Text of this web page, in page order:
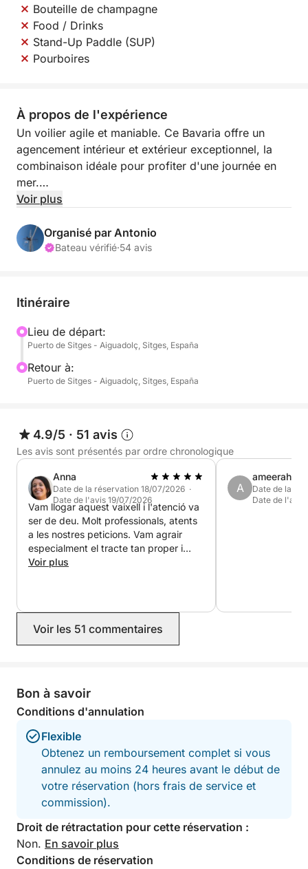
Bouteille de champagne
Food / Drinks
Stand-Up Paddle (SUP)
Pourboires
À propos de l'expérience
Un voilier agile et maniable. Ce Bavaria offre un
agencement intérieur et extérieur exceptionnel, la
combinaison idéale pour profiter d'une journée en
mer.
- Le carburant est inclus dans le prix du bateau.
à l'embarquement.
- Le nettoyage final est inclus dans les honoraires du
skipper.
- L'amarrage hors du port de Sitges n'est pas inclus.
Voir plus
Organisé par Antonio
Bateau vérifié·54 avis
Itinéraire
Lieu de départ:
Puerto de Sitges - Aiguadolç, Sitges, España
Retour à:
Puerto de Sitges - Aiguadolç, Sitges, España
4.9/5 · 51 avis
Les avis sont présentés par ordre chronologique
Anna
Date de la réservation 18/07/2026 ·
Date de l'avis 19/07/2026
Vam llogar aquest vaixell i l'atenció va
ser de deu. Molt professionals, atents
a les nostres peticions. Vam agrair
especialment el tracte tan proper i
atent que van tenir amb la nostra filla
tenen una atenció molt personalitzada.
Agraïm l'atenció cap a tota la família!
Voir plus
A
ameerah
Date de la
Date de
Voir les 51 commentaires
Bon à savoir
Conditions d'annulation
Flexible
Obtenez un remboursement complet si vous
annulez au moins 24 heures avant le début de
votre réservation (hors frais de service et
commission).
Droit de rétractation pour cette réservation :
Non. En savoir plus
Conditions de réservation